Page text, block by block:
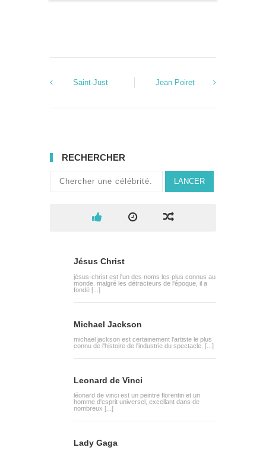
Saint-Just Jean Poiret
RECHERCHER
LANCER
Jésus Christ
jésus-christ est l'un des noms les plus connus au
monde. malgré les détracteurs de l'époque, il a
fondé [...]
Michael Jackson
michael jackson est certainement l'artiste le plus
connu de l'histoire de l'industrie du spectacle. [...]
Leonard de Vinci
léonard de vinci est un peintre florentin et un
homme d'esprit universel, excellant dans de
nombreux [...]
Lady Gaga